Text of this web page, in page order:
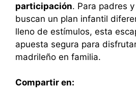
participación. Para padres
buscan un plan infantil
lleno de estímulos, esta
apuesta segura para
madrileño en familia.
Compartir en: